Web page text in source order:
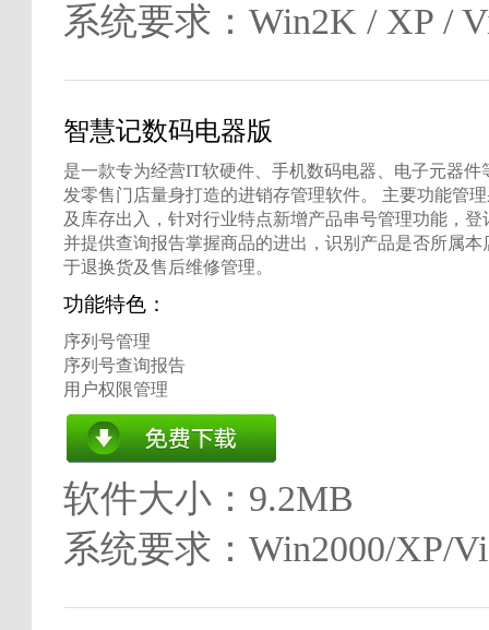
系统要求：Win2K / XP /
智慧记数码电器版
是一款专为经营IT软硬件、手机数码电器、电子元器件
发零售门店量身打造的进销存管理软件。 主要功能管
及库存出入，针对行业特点新增产品串号管理功能，登
并提供查询报告掌握商品的进出，识别产品是否所属本
于退换货及售后维修管理。
功能特色：
序列号管理
序列号查询报告
用户权限管理
软件大小：9.2MB
系统要求：Win2000/XP/